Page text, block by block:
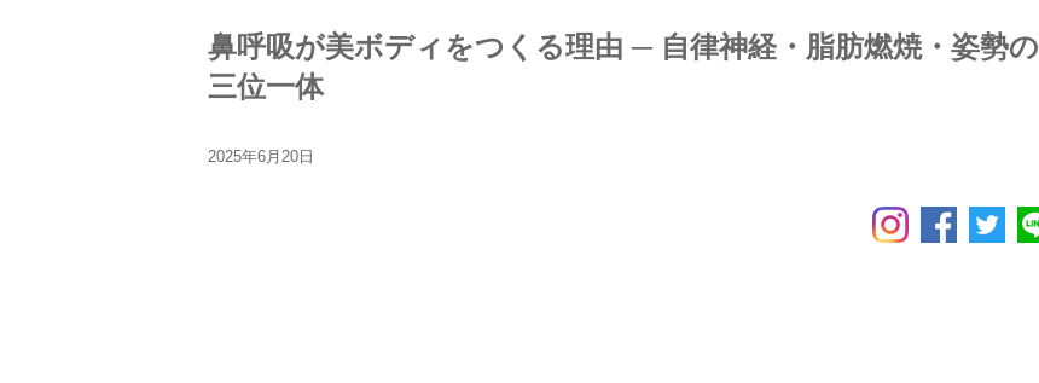
鼻呼吸が美ボディをつくる理由 ─ 自律神経・脂肪燃焼・姿勢の
三位一体
2025年6月20日